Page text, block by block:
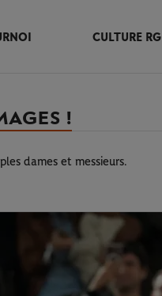
CULTURE RG
!
dames et messieurs.